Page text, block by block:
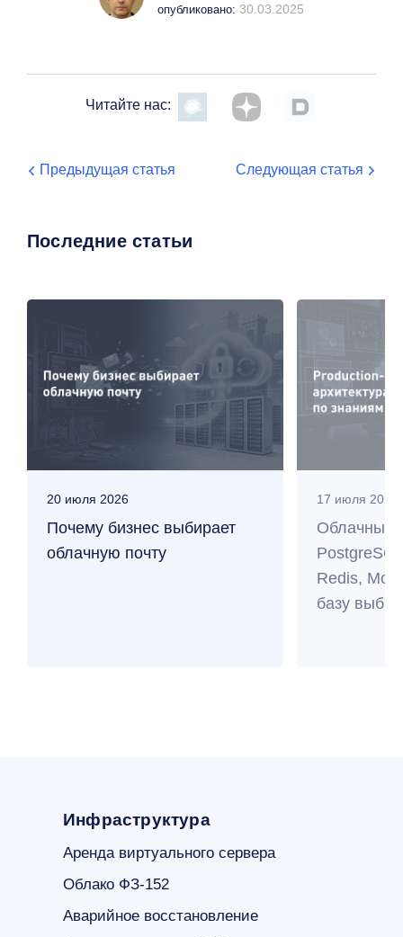
опубликовано: 30.03.2025
Читайте нас:
Предыдущая статья Следующая статья
Последние статьи
20 июля 2026
Почему бизнес выбирает
облачную почту
17 июля 2026
Облачные
Redis,
базу
Инфраструктура
Аренда виртуального сервера
Облако ФЗ-152
Аварийное восстановление